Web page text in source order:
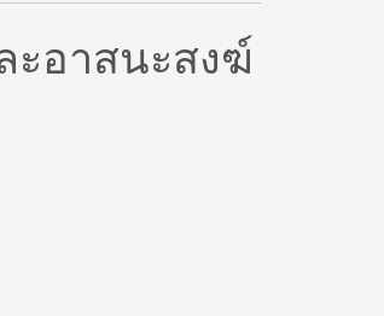
ะอาสนะสงฆ์